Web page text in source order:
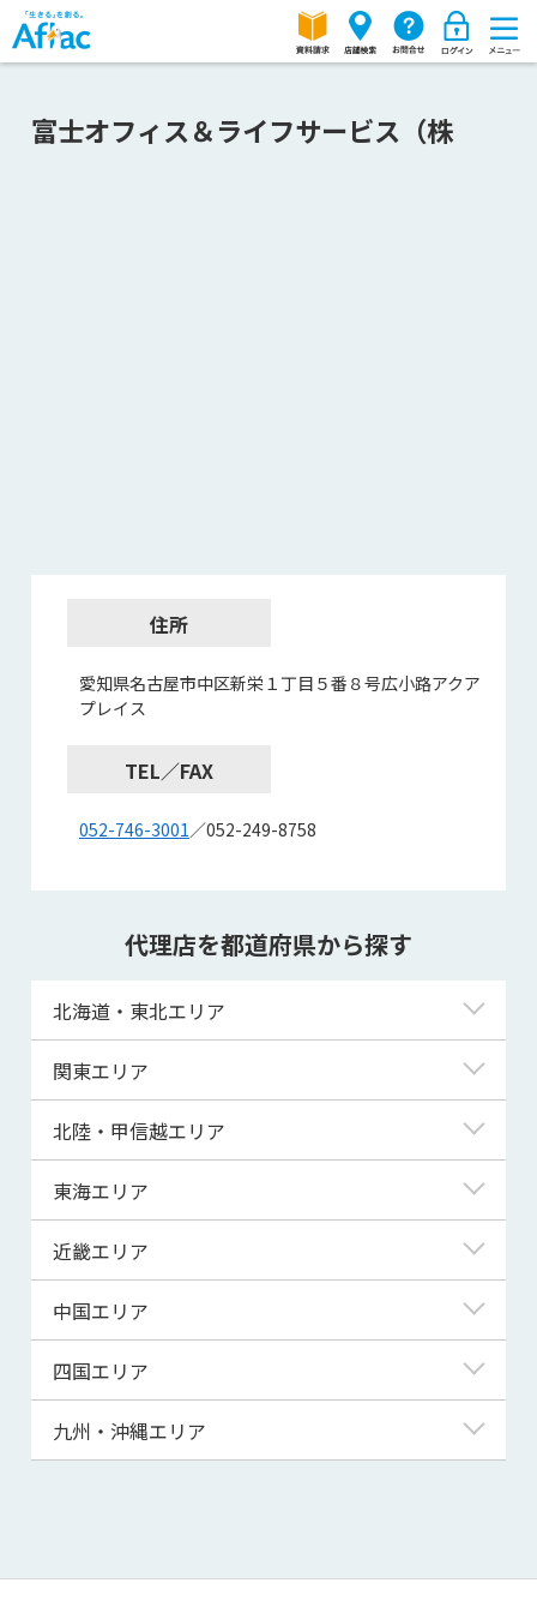
富士オフィス＆ライフサービス（株
住所
愛知県名古屋市中区新栄１丁目５番８号広小路アクア
プレイス
TEL／FAX
052-746-3001／052-249-8758
代理店を都道府県から探す
北海道・東北エリア
北海道
青森県
宮城県
秋田県
山形県
関東エリア
東京都
神奈川県
埼玉県
千葉県
茨城県
群馬県
北陸・甲信越エリア
新潟県
富山県
福井県
山梨県
長野県
東海エリア
岐阜県
静岡県
三重県
近畿エリア
滋賀県
京都府
大阪府
兵庫県
和歌山県
中国エリア
鳥取県
島根県
山口県
四国エリア
徳島県
高知県
九州・沖縄エリア